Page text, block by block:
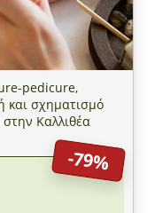
pedicure,
και σχηματισμό
Καλλιθέα
-79%